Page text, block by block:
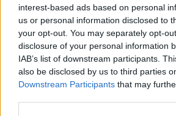
interest-based ads based on personal
us or personal information disclosed to
your opt-out. You may separately opt-
disclosure of your personal information
IAB’s list of downstream participants.
also be disclosed by us to third parties
Downstream Participants that may
es una opción viable para
recompensas en sus gastos, sino
como un aliado en la gestión
más enriquecedor. La
en restauración,
de transferir puntos a